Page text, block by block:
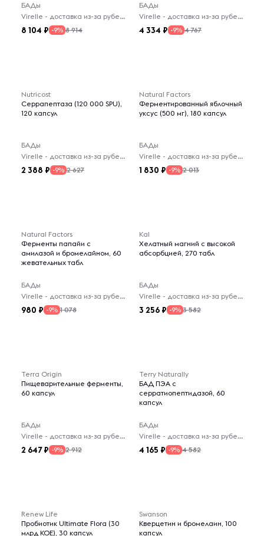
БАДы
Virelle - доставка из-за рубежа
8 104 -9% 8 914
БАДы
Virelle - доставка из-за рубежа
4 334 -9% 4 767
Nutricost
Серрапептаза (120 000 SPU),
120 капсул
БАДы
Virelle - доставка из-за рубежа
2 388 -9% 2 627
Natural Factors
Ферментированный яблочный
уксус (500 мг), 180 капсул
БАДы
Virelle - доставка из-за рубежа
1 830 -9% 2 013
Natural Factors
Ферменты папайи с
амилазой и бромелайном, 60
жевательных табл
БАДы
Virelle - доставка из-за рубежа
980 -9% 1 078
Kal
Хелатный магний с высокой
абсорбцией, 270 табл
БАДы
Virelle - доставка из-за рубежа
3 256 -9% 3 582
Terra Origin
Пищеварительные ферменты,
60 капсул
БАДы
Virelle - доставка из-за рубежа
2 647 -9% 2 912
Terry Naturally
БАД ПЭА с
серратиопептидазой, 60
капсул
БАДы
Virelle - доставка из-за рубежа
4 165 -9% 4 582
Renew Life
Пробиотик Ultimate Flora (30
млрд КОЕ), 30 капсул
Swanson
Кверцетин и бромелаин, 100
капсул